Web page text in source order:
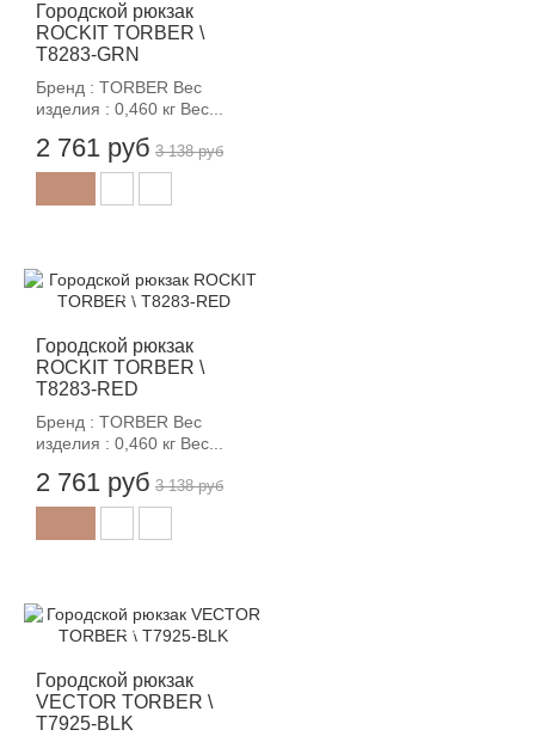
Городской рюкзак
ROCKIT TORBER \
T8283-GRN
Бренд : TORBER Вес
изделия : 0,460 кг Вес...
2 761 руб 3 138 руб
Городской рюкзак
ROCKIT TORBER \
T8283-RED
Бренд : TORBER Вес
изделия : 0,460 кг Вес...
2 761 руб
-12%
3 138 руб
Городской рюкзак
VECTOR TORBER \
T7925-BLK
-12%